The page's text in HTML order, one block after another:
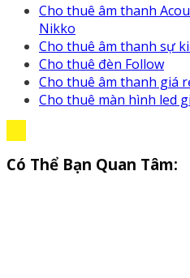
Cho thuê âm thanh
Nikko
Cho thuê âm thanh sự
Cho thuê đèn Follow
Cho thuê âm thanh giá
Cho thuê màn hình led
Có Thể Bạn Quan Tâm: